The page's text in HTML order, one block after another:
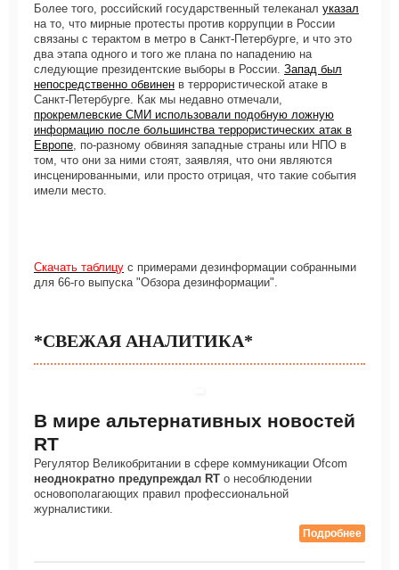
Более того, российский государственный телеканал указал
на то, что мирные протесты против коррупции в России
связаны с терактом в метро в Санкт-Петербурге, и что это
два этапа одного и того же плана по нападению на
следующие президентские выборы в России. Запад был
непосредственно обвинен в террористической атаке в
Санкт-Петербурге. Как мы недавно отмечали,
прокремлевские СМИ использовали подобную ложную
информацию после большинства террористических атак в
Европе , по-разному обвиняя западные страны или НПО в
том, что они за ними стоят, заявляя, что они являются
инсценированными, или просто отрицая, что такие события
имели место.
Скачать таблицу с примерами дезинформации собранными
для 66-го выпуска "Обзора дезинформации".
*СВЕЖАЯ АНАЛИТИКА*
В мире альтернативных новостей
RT
Регулятор Великобритании в сфере коммуникации Ofcom
неоднократно предупреждал RT о несоблюдении
основополагающих правил профессиональной
журналистики.
Подробнее